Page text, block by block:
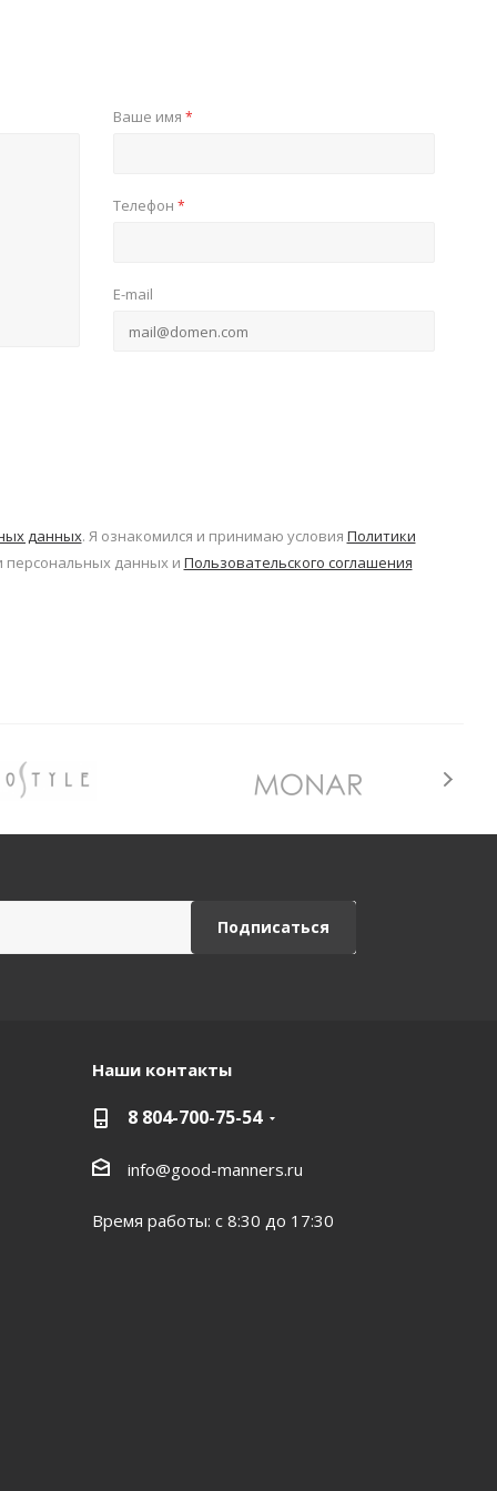
Ваше имя *
Телефон *
E-mail
данных. Я ознакомился и принимаю условия Политики
данных и Пользовательского соглашения
Наши контакты
8 804-700-75-54
info@good-manners.ru
Время работы: с 8:30 до 17:30